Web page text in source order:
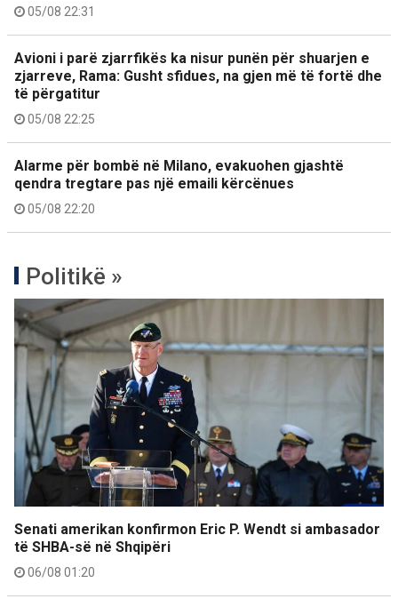
05/08 22:31
Avioni i parë zjarrfikës ka nisur punën për shuarjen e
zjarreve, Rama: Gusht sfidues, na gjen më të fortë dhe
të përgatitur
05/08 22:25
Alarme për bombë në Milano, evakuohen gjashtë
qendra tregtare pas një emaili kërcënues
05/08 22:20
Politikë »
Senati amerikan konfirmon Eric P. Wendt si ambasador
të SHBA-së në Shqipëri
06/08 01:20